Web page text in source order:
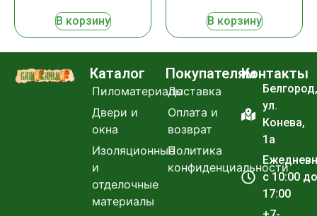
В корзину В корзину
Каталог
Пиломатериалы
Двери и
окна
Изоляционные
и
отделочные
материалы
Покупателям
Доставка
Оплата и
возврат
Политика
конфиденциальности
Контакты
Белгород,
ул.
Конева,
1а
с 10:00 до
17:00